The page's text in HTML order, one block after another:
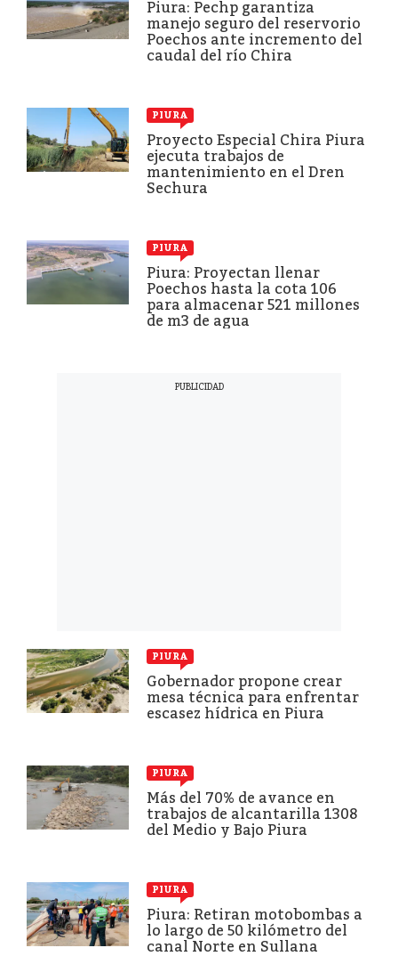
Piura: Pechp garantiza
manejo seguro del reservorio
Poechos ante incremento del
caudal del río Chira
PIURA
Proyecto Especial Chira Piura
ejecuta trabajos de
mantenimiento en el Dren
Sechura
PIURA
Piura: Proyectan llenar
Poechos hasta la cota 106
para almacenar 521 millones
de m3 de agua
PIURA
Gobernador propone crear
mesa técnica para enfrentar
escasez hídrica en Piura
PIURA
Más del 70% de avance en
trabajos de alcantarilla 1308
del Medio y Bajo Piura
PIURA
Piura: Retiran motobombas a
lo largo de 50 kilómetro del
canal Norte en Sullana